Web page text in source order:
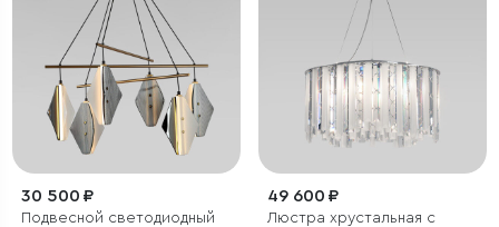
30 500 ₽
Подвесной светодиодный
49 600 ₽
Люстра хрустальная с